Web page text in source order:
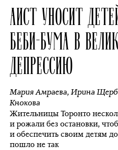
АИСТ УНОСИТ
БЕБИ-БУМА В
ДЕПРЕССИЮ
Мария Амраева,Ирина
Кнокова
Жительницы Торонто
и рожали без остановки,
и обеспечить своим детям
пошло не так